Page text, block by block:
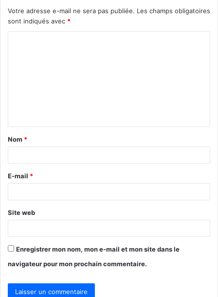
Votre adresse e-mail ne sera pas publiée. Les champs obligatoires
sont indiqués avec *
t
a
e
*
Nom *
E-mail *
Site web
Enregistrer mon nom, mon e-mail et mon site dans le
navigateur pour mon prochain commentaire.